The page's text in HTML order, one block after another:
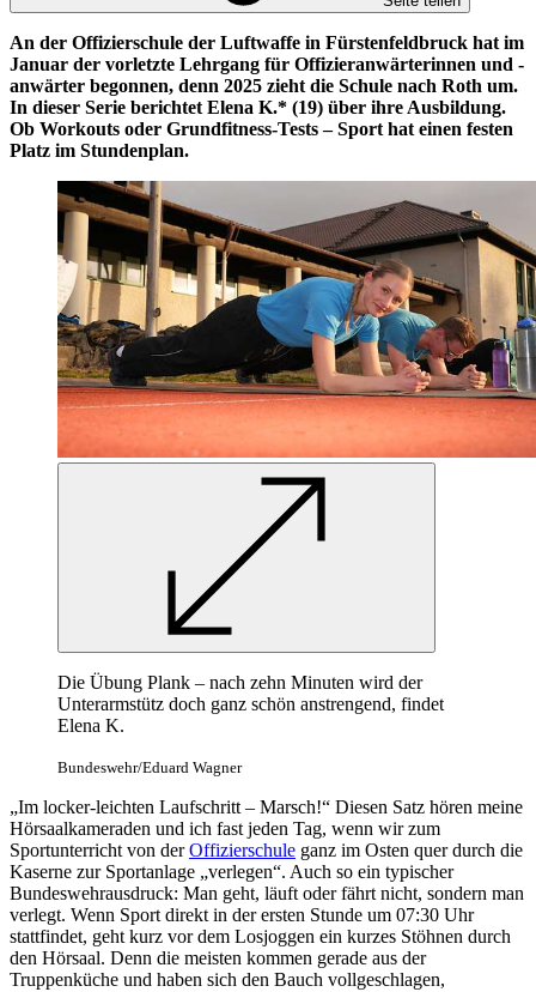
An der Offizierschule der Luftwaffe in Fürstenfeldbruck hat im
Januar der vorletzte Lehrgang für Offizieranwärterinnen und -
anwärter begonnen, denn 2025 zieht die Schule nach Roth um.
In dieser Serie berichtet Elena K.* (19) über ihre Ausbildung.
Ob Workouts oder Grundfitness-Tests – Sport hat einen festen
Platz im Stundenplan.
Die Übung Plank – nach zehn Minuten wird der
Unterarmstütz doch ganz schön anstrengend, findet
Elena K.
Bundeswehr/Eduard Wagner
„Im locker-leichten Laufschritt – Marsch!“ Diesen Satz hören meine
Hörsaalkameraden und ich fast jeden Tag, wenn wir zum
Sportunterricht von derOffizierschule ganz im Osten quer durch die
Kaserne zur Sportanlage „verlegen“. Auch so ein typischer
Bundeswehrausdruck: Man geht, läuft oder fährt nicht, sondern man
verlegt. Wenn Sport direkt in der ersten Stunde um 07:30 Uhr
stattfindet, geht kurz vor dem Losjoggen ein kurzes Stöhnen durch
den Hörsaal. Denn die meisten kommen gerade aus der
Truppenküche und haben sich den Bauch vollgeschlagen,